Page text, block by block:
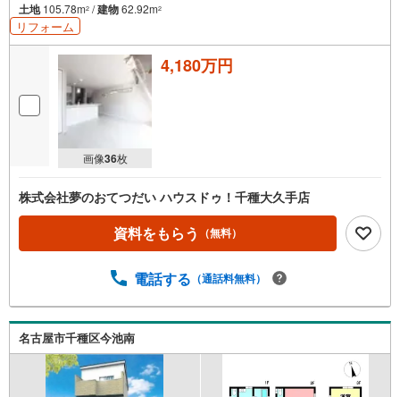
土地105.78m2 /建物62.92m2
リフォーム
画像36枚
4,180万円
株式会社夢のおてつだい ハウスドゥ！千種大久手店
資料をもらう （無料）
電話する （通話料無料）
名古屋市千種区今池南